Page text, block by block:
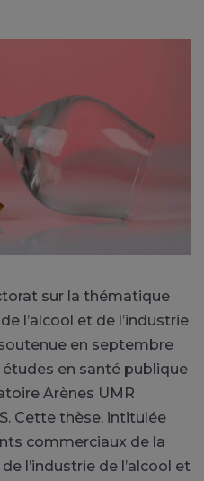
sur la thématique
l’alcool et de l’industrie
en septembre
études en santé publique
Arènes UMR
Cette thèse, intitulée
commerciaux de la
l’industrie de l’alcool et